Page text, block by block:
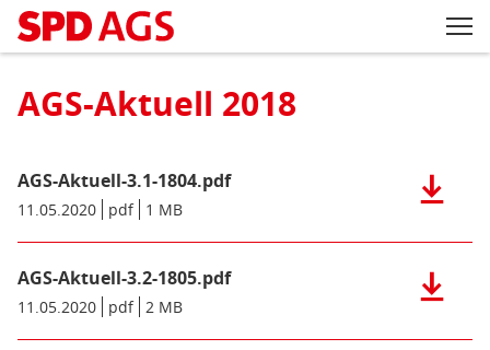
Kopfbereich
Sprungmarken-
Navigation
Zum Inhaltsbereich der Seite
Zum Fußbereich der Seite
Hauptnavigation
Archiv
AGS-Aktuell 2018
AGS-Aktuell-3.1-1804.pdf
Metadaten:
Datum/Gültigkeit:
11.05.2020 Dateiformat:
pdf Dateigröße:
1 MB
der
Aktuell-
3.1-
AGS-Aktuell-3.2-1805.pdf
Metadaten:
Datum/Gültigkeit:
11.05.2020 Dateiformat:
pdf Dateigröße:
2 MB
der